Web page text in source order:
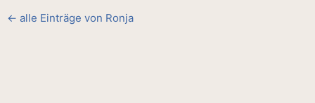
← alle Einträge von Ronja